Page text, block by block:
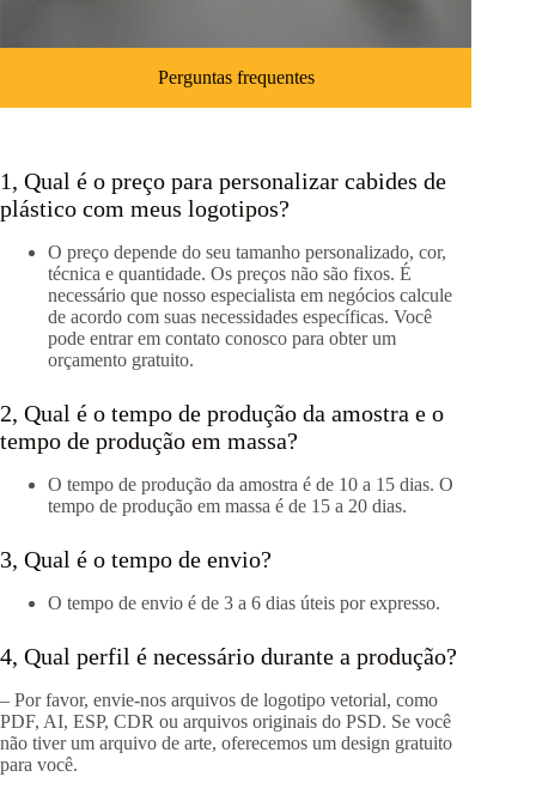
Perguntas frequentes
1, Qual é o preço para personalizar cabides de
plástico com meus logotipos?
O preço depende do seu tamanho personalizado, cor,
técnica e quantidade. Os preços não são fixos. É
necessário que nosso especialista em negócios calcule
de acordo com suas necessidades específicas. Você
pode entrar em contato conosco para obter um
orçamento gratuito.
2, Qual é o tempo de produção da amostra e o
tempo de produção em massa?
O tempo de produção da amostra é de 10 a 15 dias. O
tempo de produção em massa é de 15 a 20 dias.
3, Qual é o tempo de envio?
O tempo de envio é de 3 a 6 dias úteis por expresso.
4, Qual perfil é necessário durante a produção?
– Por favor, envie-nos arquivos de logotipo vetorial, como
PDF, AI, ESP, CDR ou arquivos originais do PSD. Se você
não tiver um arquivo de arte, oferecemos um design gratuito
para você.